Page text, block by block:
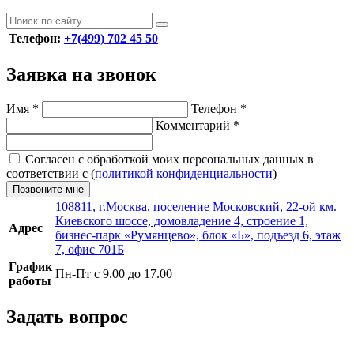
Телефон: +7(499) 702 45 50
Заявка на звонок
Имя * Телефон *
Комментарий *
Согласен с обработкой моих персональных данных в
соответствии с (политикой конфиденциальности)
Позвоните мне
Адрес
108811, г.Москва, поселение Московский, 22-ой км.
Киевского шоссе, домовладение 4, строение 1,
бизнес-парк «Румянцево», блок «Б», подъезд 6, этаж
7, офис 701Б
График
работы
Пн-Пт с 9.00 до 17.00
Задать вопрос